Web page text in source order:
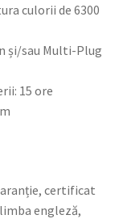
culorii de 6300
și/sau Multi-Plug
15 ore
certificat
engleză,